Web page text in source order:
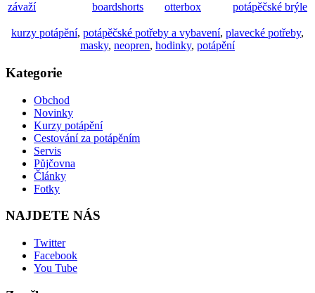
závaží
boardshorts otterbox potápěčské brýle
kurzy potápění, potápěčské potřeby a vybavení, plavecké potřeby,
masky, neopren, hodinky, potápění
Kategorie
Obchod
Novinky
Kurzy potápění
Cestování za potápěním
Servis
Půjčovna
Články
Fotky
NAJDETE NÁS
Twitter
Facebook
You Tube